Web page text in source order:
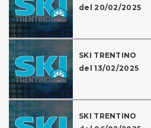
del 20/02/2025
SKI TRENTINO
del 13/02/2025
SKI TRENTINO